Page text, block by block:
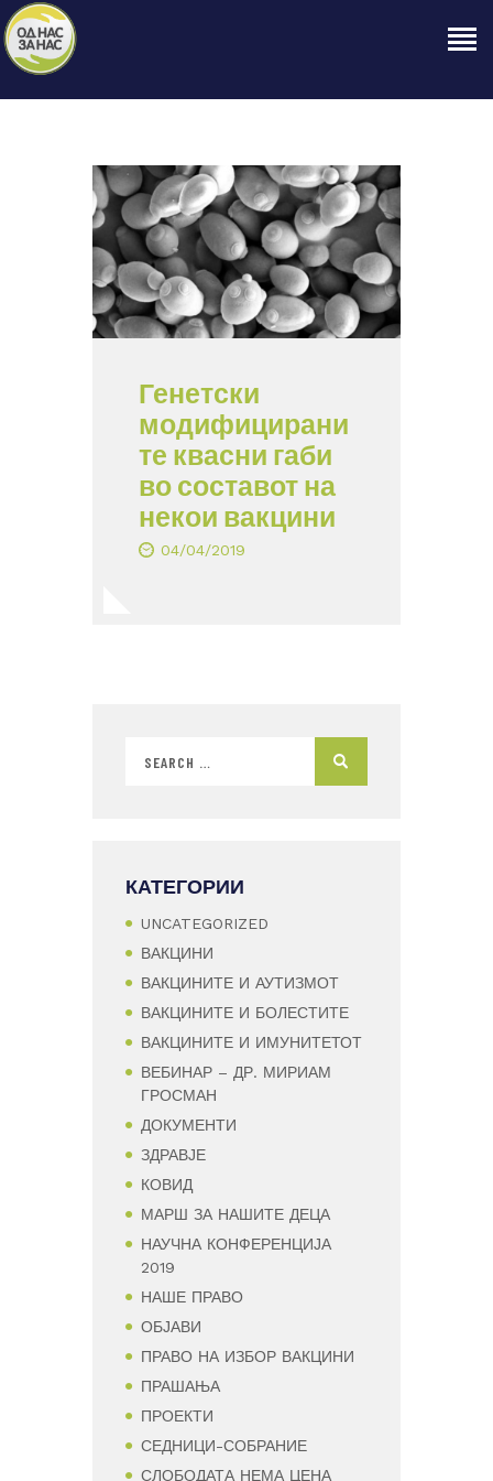
ЗА НАС
НАШЕ ПРАВО
ОБЈАВИ
ПРОЕКТИ
КОНТАКТ
Генетски
модифицирани
те квасни габи
во составот на
некои вакцини
04/04/2019
КАТЕГОРИИ
UNCATEGORIZED
ВАКЦИНИ
ВАКЦИНИТЕ И АУТИЗМОТ
ВАКЦИНИТЕ И БОЛЕСТИТЕ
ВАКЦИНИТЕ И ИМУНИТЕТОТ
ВЕБИНАР – ДР. МИРИАМ
ГРОСМАН
ДОКУМЕНТИ
ЗДРАВЈЕ
КОВИД
МАРШ ЗА НАШИТЕ ДЕЦА
НАУЧНА КОНФЕРЕНЦИЈА
2019
НАШЕ ПРАВО
ОБЈАВИ
ПРАВО НА ИЗБОР ВАКЦИНИ
ПРАШАЊА
ПРОЕКТИ
СЕДНИЦИ-СОБРАНИЕ
СЛОБОДАТА НЕМА ЦЕНА